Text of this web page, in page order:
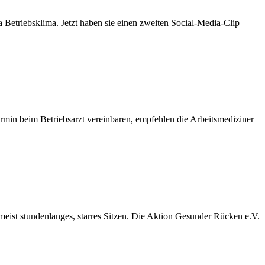
Jetzt haben sie einen zweiten Social-Media-Clip
beim Betriebsarzt vereinbaren, empfehlen die Arbeitsmediziner
stundenlanges, starres Sitzen. Die Aktion Gesunder Rücken e.V.